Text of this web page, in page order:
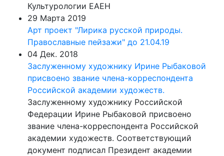
Культурологии ЕАЕН
29 Марта 2019
Арт проект "Лирика русской природы.
Православные пейзажи" до 21.04.19
04 Дек. 2018
Заслуженному художнику Ирине Рыбаковой
присвоено звание члена-корреспондента
Российской академии художеств.
Заслуженному художнику Российской
Федерации Ирине Рыбаковой присвоено
звание члена-корреспондента Российской
академии художеств. Соответствующий
документ подписал Президент академии